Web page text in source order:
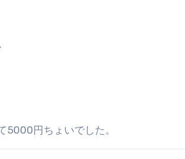
5000円ちょいでした。